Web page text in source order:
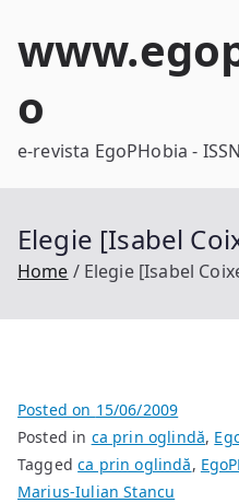
o
e-revista EgoPHobia -
Elegie [Isabel
Home Elegie [Isabel
Posted on 15/06/2009
Posted in ca prin oglindă,
Taggedca prin oglindă,
Marius-Iulian Stancu